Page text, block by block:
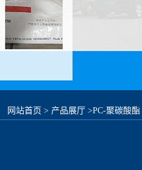
网站首页 > 产品展厅 >PC-聚碳酸酯